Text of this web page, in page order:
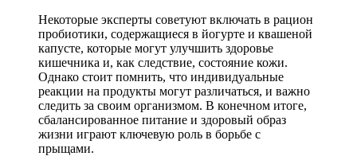
Некоторые эксперты советуют включать в рацион
пробиотики, содержащиеся в йогурте и квашеной
капусте, которые могут улучшить здоровье
кишечника и, как следствие, состояние кожи.
Однако стоит помнить, что индивидуальные
реакции на продукты могут различаться, и важно
следить за своим организмом. В конечном итоге,
сбалансированное питание и здоровый образ
жизни играют ключевую роль в борьбе с
прыщами.